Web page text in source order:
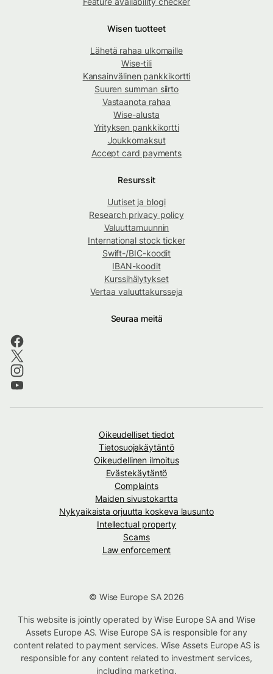
Wisen tuotteet
Lähetä rahaa ulkomaille
Wise-tili
Kansainvälinen pankkikortti
Suuren summan siirto
Vastaanota rahaa
Wise-alusta
Yrityksen pankkikortti
Joukkomaksut
Accept card payments
Resurssit
Uutiset ja blogi
Research privacy policy
Valuuttamuunnin
International stock ticker
Swift-/BIC-koodit
IBAN-koodit
Kurssihälytykset
Vertaa valuuttakursseja
Seuraa meitä
Oikeudelliset tiedot
Tietosuojakäytäntö
Oikeudellinen ilmoitus
Evästekäytäntö
Complaints
Maiden sivustokartta
Nykyaikaista orjuutta koskeva lausunto
Intellectual property
Scams
Law enforcement
© Wise Europe SA 2026
This website is jointly operated by Wise Europe SA and Wise
Assets Europe AS. Wise Europe SA is responsible for any
content related to payment services. Wise Assets Europe AS is
responsible for any content related to investment services,
including marketing.